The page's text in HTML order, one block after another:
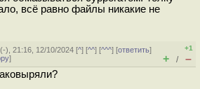
всё равно файлы никакие не
(-), 21:16, 12/10/2024 [^] [^^] [^^^] [ответить]
]
+1
+ / –